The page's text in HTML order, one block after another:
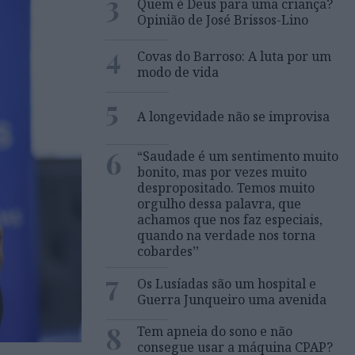
Quem é Deus para uma criança?
Opinião de José Brissos-Lino
4
Covas do Barroso: A luta por um
modo de vida
5 A longevidade não se improvisa
6
“Saudade é um sentimento muito
bonito, mas por vezes muito
despropositado. Temos muito
orgulho dessa palavra, que
achamos que nos faz especiais,
quando na verdade nos torna
cobardes’’
7
Os Lusíadas são um hospital e
Guerra Junqueiro uma avenida
8
Tem apneia do sono e não
consegue usar a máquina CPAP?